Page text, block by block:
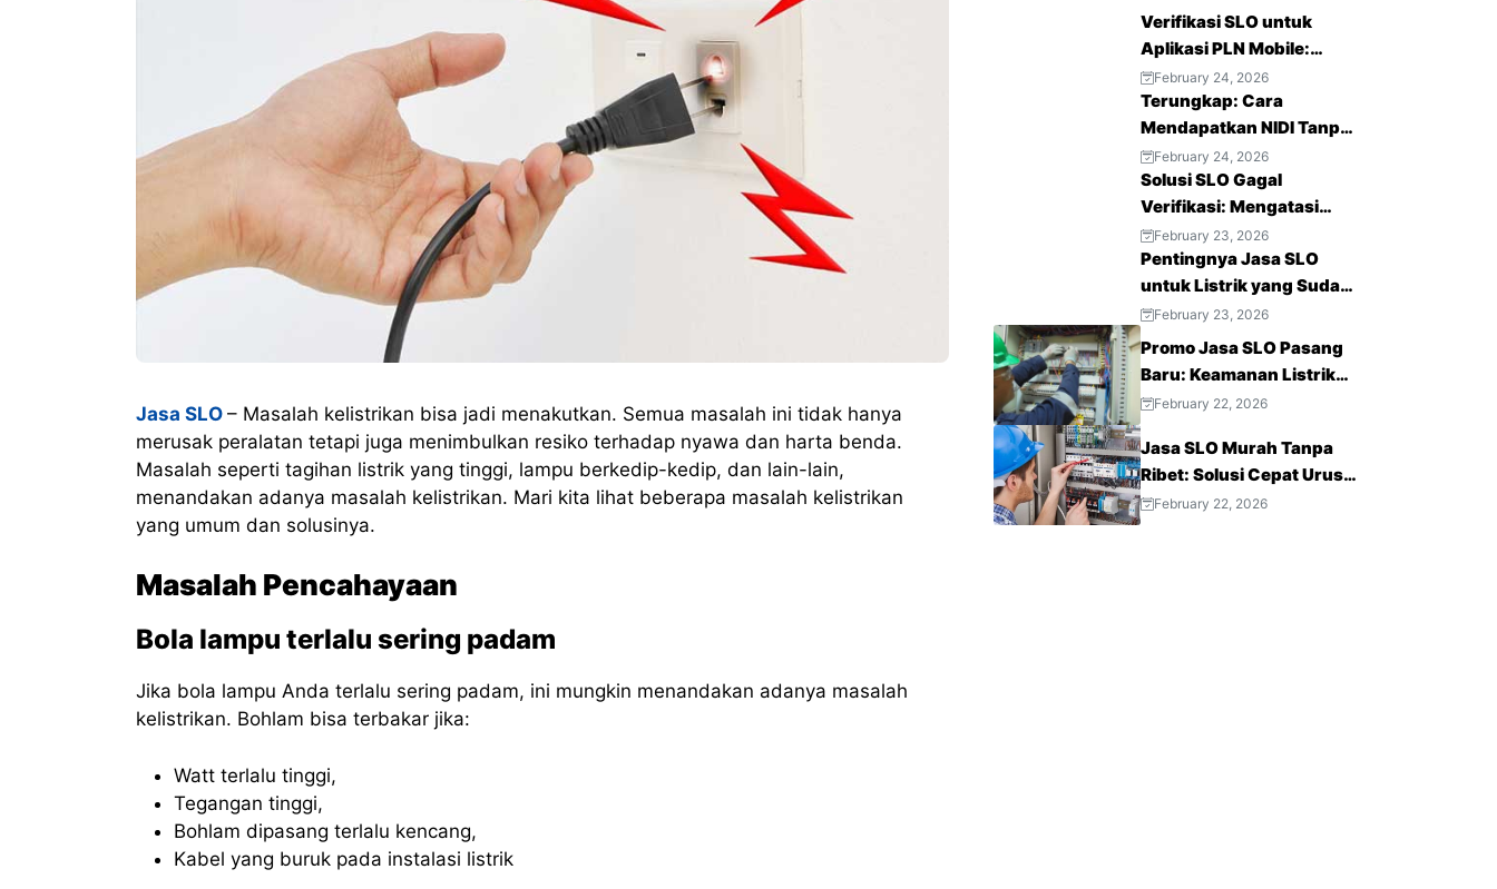
Jasa SLO – Masalah kelistrikan bisa jadi menakutkan. Semua masalah ini tidak hanya
merusak peralatan tetapi juga menimbulkan resiko terhadap nyawa dan harta benda.
Masalah seperti tagihan listrik yang tinggi, lampu berkedip-kedip, dan lain-lain,
menandakan adanya masalah kelistrikan. Mari kita lihat beberapa masalah kelistrikan
yang umum dan solusinya.
Masalah Pencahayaan
Bola lampu terlalu sering padam
Jika bola lampu Anda terlalu sering padam, ini mungkin menandakan adanya masalah
kelistrikan. Bohlam bisa terbakar jika:
Watt terlalu tinggi,
Tegangan tinggi,
Bohlam dipasang terlalu kencang,
Kabel yang buruk pada instalasi listrik
Verifikasi SLO untuk
Aplikasi PLN Mobile:
Layanan Listrik Modern
February 24, 2026
Terungkap: Cara
Mendapatkan NIDI Tanpa
Vendor Lama Lebih
Mudah
February 24, 2026
Solusi SLO Gagal
Verifikasi: Mengatasi
Krisis Kepercayaan Publik
February 23, 2026
Pentingnya Jasa SLO
untuk Listrik yang Sudah
Terpasang
February 23, 2026
Promo Jasa SLO Pasang
Baru: Keamanan Listrik
Terjamin, Hemat Biaya
February 22, 2026
Jasa SLO Murah Tanpa
Ribet: Solusi Cepat Urus
Sertifikat Laik Operasi
February 22, 2026